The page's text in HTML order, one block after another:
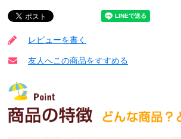
レビューを書く
友人へこの商品をすすめる